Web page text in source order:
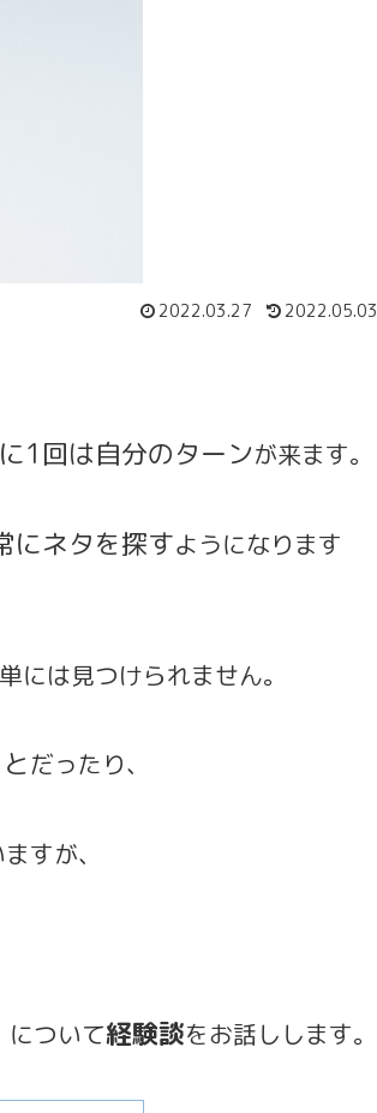
2022.03.27 2022.05.03
1回は自分のターンが来ます。
にネタを探すようになります
には見つけられません。
だったり、
すが、
について経験談をお話しします。